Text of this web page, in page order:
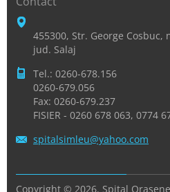
455300, Str. George Cosbuc,
jud. Salaj
Tel.: 0260-678.156
0260-679.056
Fax: 0260-679.237
FISIER - 0260 678 063, 0774
spitalsimleu@yahoo.com
Copyright © 2026. Spital